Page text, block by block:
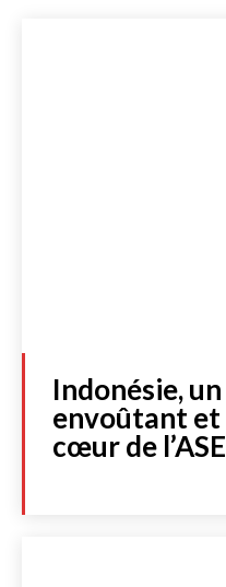
Indonésie,
envoûtant et
cœur de